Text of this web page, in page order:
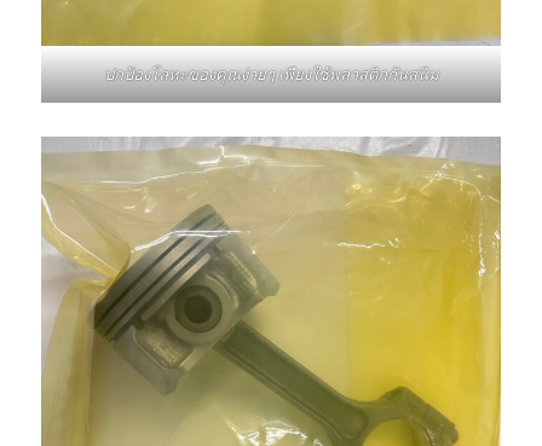
ปกป้องโลหะของคุณง่ายๆ เพียงใช้พลาสติกกันสนิม